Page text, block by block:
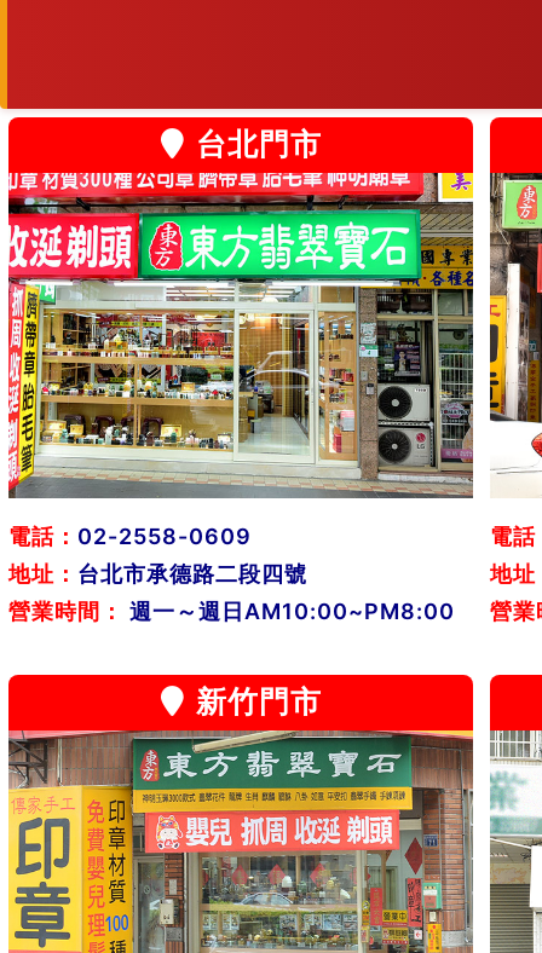
台北門市
電話： 02-2558-0609
地址： 台北市承德路二段四號
營業時間：
週一～週日AM10:00~PM8:00
電話
地址
營業
新竹門市